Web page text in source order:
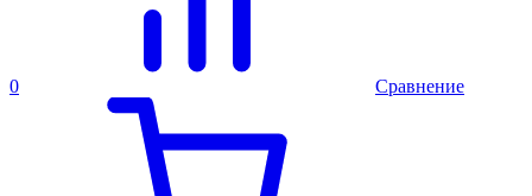
0 Сравнение